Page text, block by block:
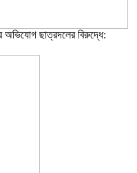
অভিযোগ ছাত্রদলের বিরুদ্ধে: